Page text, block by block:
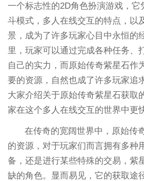
一个标志性的2D角色扮演游戏，它
斗模式，多人在线交互的特点，以
景，成为了许多玩家心目中永恒的
里，玩家可以通过完成各种任务、
自己的实力，而原始传奇紫星石作
要的资源，自然也成了许多玩家追
大家介绍关于原始传奇紫星石获取
家在这个多人在线交互的世界中更
在传奇的宽阔世界中，原始传
的资源，对于玩家们而言拥有多种
备，还是进行某些特殊的交易，紫
缺的角色。显而易见，它的获取途